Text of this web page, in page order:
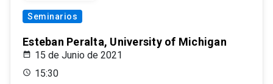
Seminarios
Esteban Peralta, University of Michigan
15 de Junio de 2021
15:30